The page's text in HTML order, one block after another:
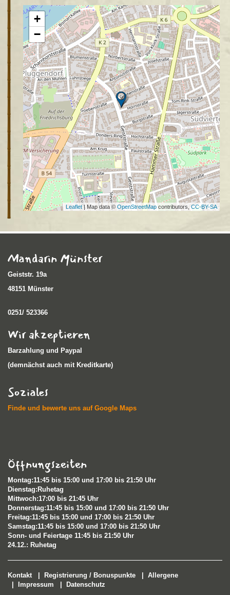
+
−
Leaflet| Map data © OpenStreetMap contributors,CC-BY-SA
Mandarin Münster
Geiststr. 19a
48151 Münster
0251/ 523366
Wir akzeptieren
Barzahlung und Paypal
(demnächst auch mit Kreditkarte)
Soziales
Finde und bewerte uns auf Google Maps
Öffnungszeiten
Montag:11:45 bis 15:00 und 17:00 bis 21:50 Uhr
Dienstag:Ruhetag
Mittwoch:17:00 bis 21:45 Uhr
Donnerstag:11:45 bis 15:00 und 17:00 bis 21:50 Uhr
Freitag:11:45 bis 15:00 und 17:00 bis 21:50 Uhr
Samstag:11:45 bis 15:00 und 17:00 bis 21:50 Uhr
Sonn- und Feiertage 11:45 bis 21:50 Uhr​
24.12.: Ruhetag
Kontakt| Registrierung / Bonuspunkte
Allergene
Impressum Datenschutz